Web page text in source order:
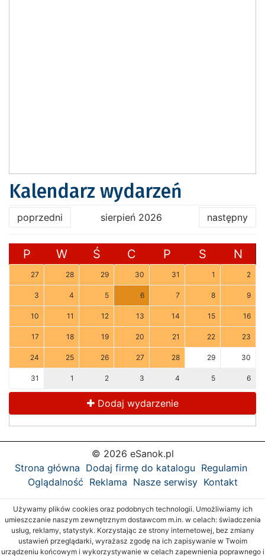
Kalendarz wydarzeń
poprzedni sierpień 2026 następny
P W Ś C P S N
27 28 29 30 31 1 2
3 4 5 6 7 8 9
10 11 12 13 14 15 16
17 18 19 20 21 22 23
24 25 26 27 28 29 30
31 1 2 3 4 5 6
Dodaj wydarzenie
© 2026 eSanok.pl
Strona główna Dodaj firmę do katalogu Regulamin
Oglądalność Reklama Nasze serwisy Kontakt
Używamy plików cookies oraz podobnych technologii. Umożliwiamy ich
umieszczanie naszym zewnętrznym dostawcom m.in. w celach: świadczenia
usług, reklamy, statystyk. Korzystając ze strony internetowej, bez zmiany
ustawień przeglądarki, wyrażasz zgodę na ich zapisywanie w Twoim
urządzeniu końcowym i wykorzystywanie w celach zapewnienia poprawnego i